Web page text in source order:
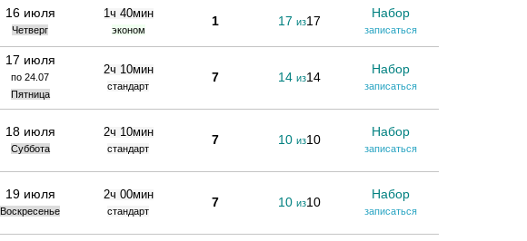
16 июля
Четверг
1ч 40мин
эконом
1 17 из17
Набор
записаться
17 июля
по 24.07
Пятница
2ч 10мин
стандарт
7 14 из14
Набор
записаться
18 июля
Суббота
2ч 10мин
стандарт
7 10 из10
Набор
записаться
19 июля
Воскресенье
2ч 00мин
стандарт
7 10 из10
Набор
записаться